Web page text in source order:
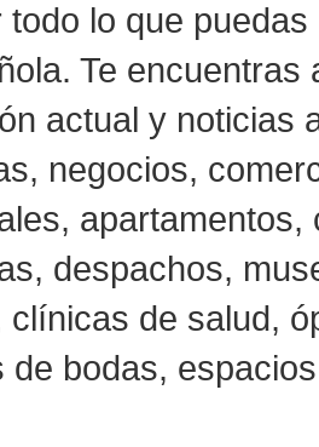
todo lo que
Te
actual y noticias
negocios,
despachos,
clínicas de salud,
de bodas,